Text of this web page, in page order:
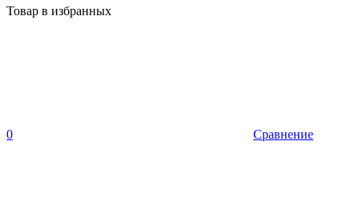
Товар в избранных
0 Сравнение